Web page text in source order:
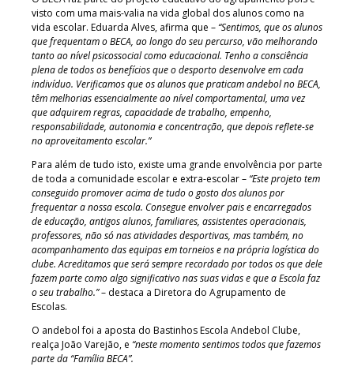
visto com uma mais-valia na vida global dos alunos como na
vida escolar. Eduarda Alves, afirma que –“Sentimos, que os alunos
que frequentam o BECA, ao longo do seu percurso, vão melhorando
tanto ao nível psicossocial como educacional. Tenho a consciência
plena de todos os benefícios que o desporto desenvolve em cada
indivíduo. Verificamos que os alunos que praticam andebol no BECA,
têm melhorias essencialmente ao nível comportamental, uma vez
que adquirem regras, capacidade de trabalho, empenho,
responsabilidade, autonomia e concentração, que depois reflete-se
no aproveitamento escolar.”
Para além de tudo isto, existe uma grande envolvência por parte
de toda a comunidade escolar e extra-escolar –“Este projeto tem
conseguido promover acima de tudo o gosto dos alunos por
frequentar a nossa escola. Consegue envolver pais e encarregados
de educação, antigos alunos, familiares, assistentes operacionais,
professores, não só nas atividades desportivas, mas também, no
acompanhamento das equipas em torneios e na própria logística do
clube. Acreditamos que será sempre recordado por todos os que dele
fazem parte como algo significativo nas suas vidas e que a Escola faz
o seu trabalho.”– destaca a Diretora do Agrupamento de
Escolas.
O andebol foi a aposta do Bastinhos Escola Andebol Clube,
realça João Varejão, e “neste momento sentimos todos que fazemos
parte da “Família BECA”.